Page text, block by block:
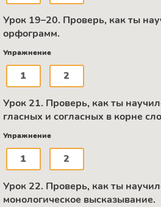
Урок 19–20. Проверь, как ты
орфограмм.
Упражнение
1 2
Урок 21. Проверь, как ты
гласных и согласных в корне
Упражнение
1 2
Урок 22. Проверь, как ты
монологическое высказывание.